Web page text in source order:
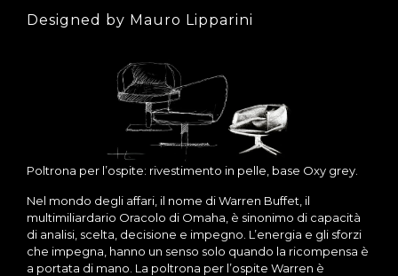
Designed by Mauro Lipparini
Poltrona per l’ospite: rivestimento in pelle, base Oxy grey.
Nel mondo degli affari, il nome di Warren Buffet, il
multimiliardario Oracolo di Omaha, è sinonimo di capacità
di analisi, scelta, decisione e impegno. L’energia e gli sforzi
che impegna, hanno un senso solo quando la ricompensa è
a portata di mano. La poltrona per l’ospite Warren è